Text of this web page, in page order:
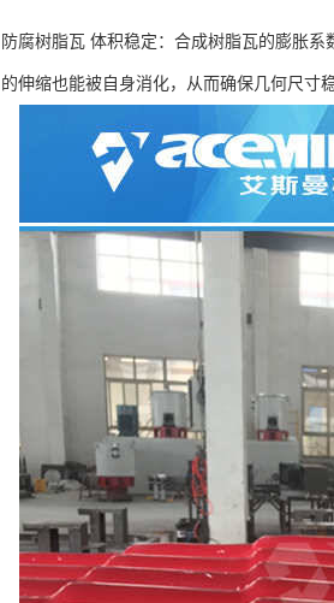
防腐树脂瓦 体积稳定：合成树脂瓦的膨胀
的伸缩也能被自身消化，从而确保几何尺寸稳